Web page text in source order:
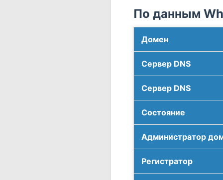
По данным
Домен
Сервер DNS
Сервер DNS
Соcтояние
Администратор
Регистратор